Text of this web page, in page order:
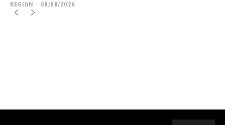
REGION - 08/08/2026